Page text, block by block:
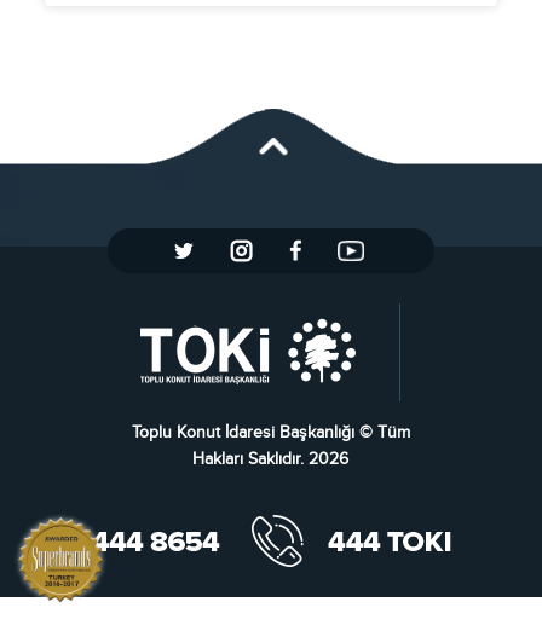
Toplu Konut İdaresi Başkanlığı © Tüm
Hakları Saklıdır. 2026